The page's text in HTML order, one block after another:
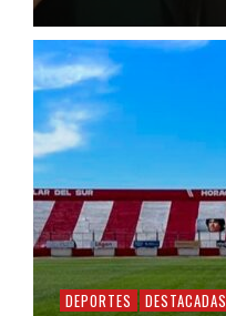
DEPORTES DESTACADAS